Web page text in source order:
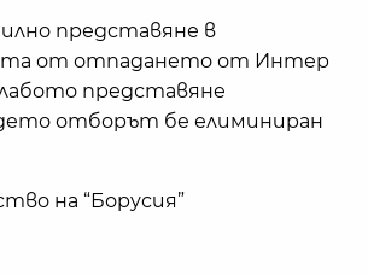
представяне в
от отпадането от Интер
представяне
отборът бе елиминиран
на “Борусия”